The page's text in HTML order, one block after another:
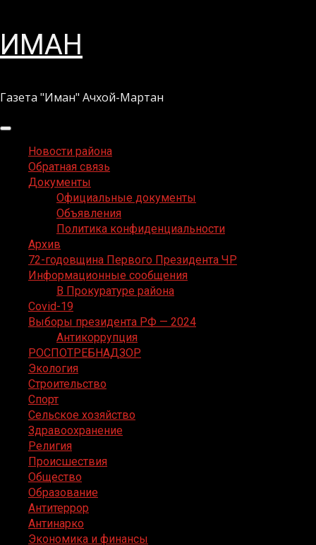
Перейти
кИМАН
Газета "Иман" Ачхой-Мартан
Основное
менюНовости района
Обратная связь
Документы
Официальные документы
Объявления
Политика конфиденциальности
Архив
72-годовщина Первого Президента ЧР
Информационные сообщения
В Прокуратуре района
Covid-19
Выборы президента РФ — 2024
Антикоррупция
РОСПОТРЕБНАДЗОР
Экология
Строительство
Спорт
Сельское хозяйство
Здравоохранение
Религия
Происшествия
Общество
Образование
Антитеррор
Антинарко
Экономика и финансы